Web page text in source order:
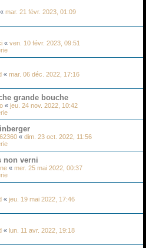
« mar. 21 févr. 2023, 01:09
« ven. 10 févr. 2023, 09:51
« mar. 06 déc. 2022, 17:16
grande bouche
« jeu. 24 nov. 2022, 10:42
« dim. 23 oct. 2022, 11:56
non verni
« mer. 25 mai 2022, 00:37
« jeu. 19 mai 2022, 17:46
« lun. 11 avr. 2022, 19:18